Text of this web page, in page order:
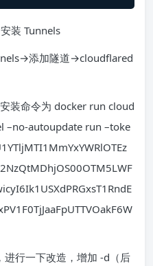
装 Tunnels
添加隧道→cloudflared
装命令为 docker run cloud
–no-autoupdate run –toke
行一下改造，增加 -d（后